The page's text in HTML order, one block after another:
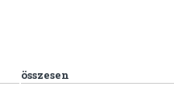
összesen